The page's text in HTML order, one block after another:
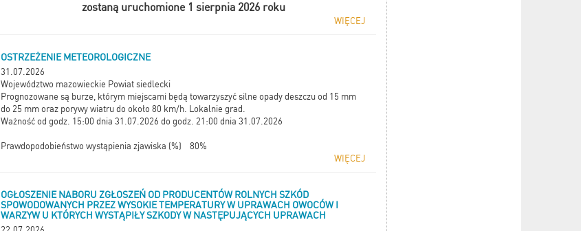
zostaną uruchomione 1 sierpnia 2026 roku
WIĘCEJ
OSTRZEŻENIE METEOROLOGICZNE
31.07.2026
Województwo mazowieckie Powiat siedlecki
Prognozowane są burze, którym miejscami będą towarzyszyć silne opady deszczu od 15 mm
do 25 mm oraz porywy wiatru do około 80 km/h. Lokalnie grad.
Ważność od godz. 15:00 dnia 31.07.2026 do godz. 21:00 dnia 31.07.2026
Prawdopodobieństwo wystąpienia zjawiska (%) 80%
WIĘCEJ
OGŁOSZENIE NABORU ZGŁOSZEŃ OD PRODUCENTÓW ROLNYCH SZKÓD
SPOWODOWANYCH PRZEZ WYSOKIE TEMPERATURY W UPRAWACH OWOCÓW I
WARZYW U KTÓRYCH WYSTĄPIŁY SZKODY W NASTĘPUJĄCYCH UPRAWACH